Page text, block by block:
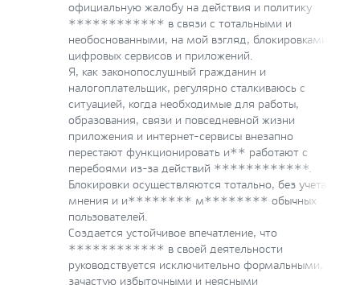
официальную жалобу на действия и политику
************ в связи с тотальными и
необоснованными, на мой взгляд, блокировками
цифровых сервисов и приложений.
Я, как законопослушный гражданин и
налогоплательщик, регулярно сталкиваюсь с
ситуацией, когда необходимые для работы,
образования, связи и повседневной жизни
приложения и интернет-сервисы внезапно
перестают функционировать и** работают с
перебоями из-за действий ************.
Блокировки осуществляются тотально, без учета
мнения и и******** м******** обычных
пользователей.
Создается устойчивое впечатление, что
************ в своей деятельности
руководствуется исключительно формальными,
зачастую избыточными и неясными